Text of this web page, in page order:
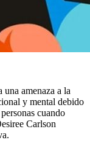
amenaza a la
y mental debido
cuando
Carlson